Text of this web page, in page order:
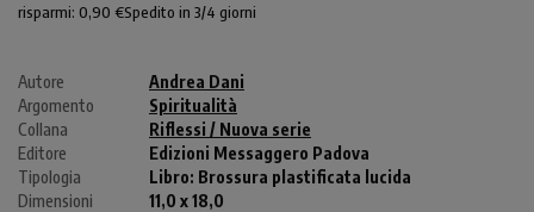
risparmi: 0,90 €Spedito in 3/4 giorni
Autore
Andrea Dani
Argomento
Spiritualità
Collana
Riflessi / Nuova serie
Editore
Edizioni Messaggero Padova
Tipologia
Libro: Brossura plastificata lucida
Dimensioni
11,0 x 18,0